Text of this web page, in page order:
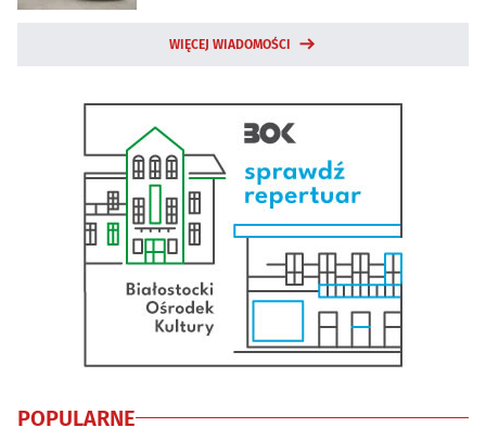
WIĘCEJ WIADOMOŚCI
POPULARNE